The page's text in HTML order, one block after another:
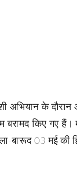
अभियान के
किए गए
बारूद 03 मई की